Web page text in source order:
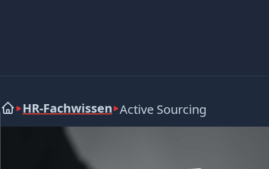
HR-Fachwissen Active Sourcing